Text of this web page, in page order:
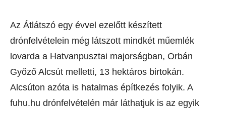
Az Átlátszó egy évvel ezelőtt készített
drónfelvételein még látszott mindkét műemlék
lovarda a Hatvanpusztai majorságban, Orbán
Győző Alcsút melletti, 13 hektáros birtokán.
Alcsúton azóta is hatalmas építkezés folyik. A
fuhu.hu drónfelvételén már láthatjuk is az egyik